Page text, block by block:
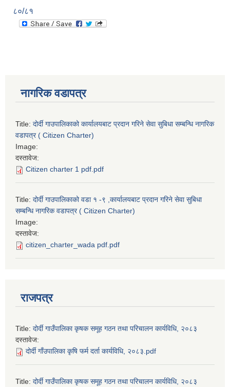
८०/८१
नागरिक वडापत्र
Title: दोर्दी गाउपालिकाको कार्यालयबाट प्रदान गरिने सेवा सुबिधा सम्बन्धि नागरिक
वडापत्र ( Citizen Charter)
Image:
दस्तावेज:
Citizen charter 1 pdf.pdf
Title: दोर्दी गाउपालिकाको वडा १ -९ ,कार्यालयबाट प्रदान गरिने सेवा सुबिधा
सम्बन्धि नागरिक वडापत्र ( Citizen Charter)
Image:
दस्तावेज:
citizen_charter_wada pdf.pdf
राजपत्र
Title: दोर्दी गाउँपालिका कृषक समूह गठन तथा परिचालन कार्यविधि, २०८३
दस्तावेज:
दोर्दी गाँउपालिका कृषि फर्म दर्ता कार्यविधि, २०८३.pdf
Title: दोर्दी गाउँपालिका कृषक समूह गठन तथा परिचालन कार्यविधि, २०८३